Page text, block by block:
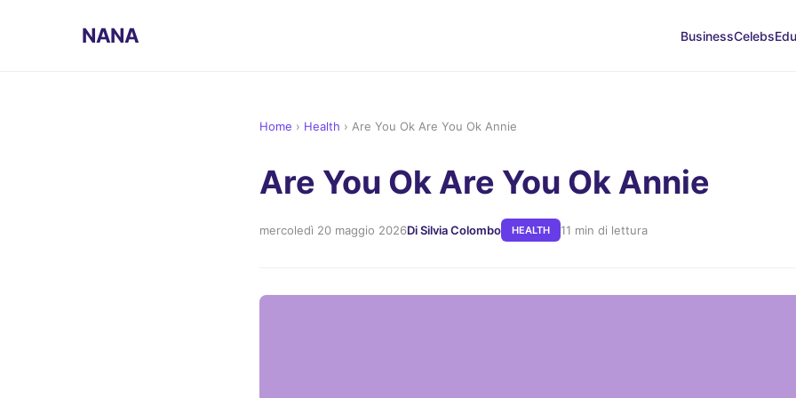
NANA BusinessCelebs
Home › Health › Are You Ok Are You Ok Annie
Are You Ok Are You Ok Annie
mercoledì 20 maggio 2026Di Silvia Colombo HEALTH 11 min di lettura